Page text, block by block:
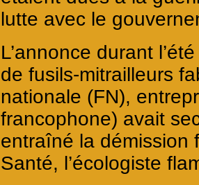
lutte avec le
L’annonce durant
de fusils-mitrailleurs
nationale (FN),
francophone) avait
entraîné la démission
Santé, l’écologiste